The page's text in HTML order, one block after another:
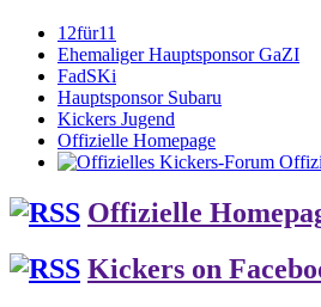
12für11
Ehemaliger Hauptsponsor GaZI
FadSKi
Hauptsponsor Subaru
Kickers Jugend
Offizielle Homepage
Offizielle
Kickers on